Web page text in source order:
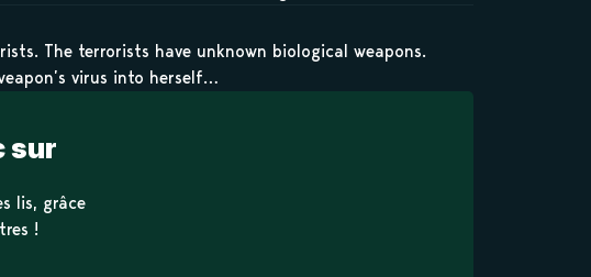
The terrorists have unknown biological weapons.
virus into herself…
sur
lis, grâce
!